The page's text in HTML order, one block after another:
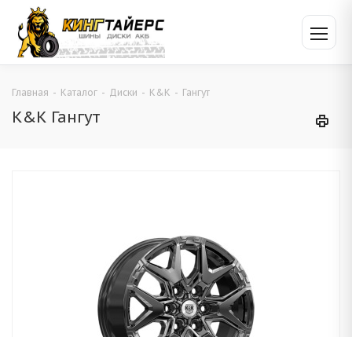
Главная - Каталог - Диски - K&K - Гангут
K&K Гангут